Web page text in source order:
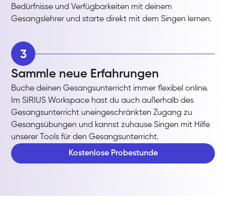
Bedürfnisse und Verfügbarkeiten mit deinem
Gesangslehrer und starte direkt mit dem Singen lernen.
3
Sammle neue Erfahrungen
Buche deinen Gesangsunterricht immer flexibel online.
Im SIRIUS Workspace hast du auch außerhalb des
Gesangsunterricht uneingeschränkten Zugang zu
Gesangsübungen und kannst zuhause Singen mit Hilfe
unserer Tools für den Gesangsunterricht.
Kostenlose Probestunde